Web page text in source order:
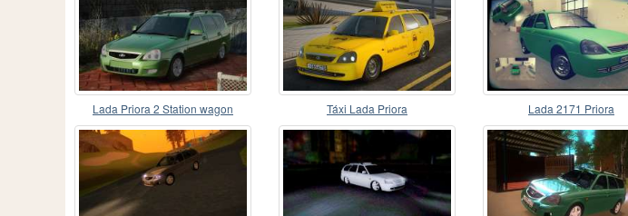
Lada Priora 2 Station wagon Táxi Lada Priora Lada 2171 Priora